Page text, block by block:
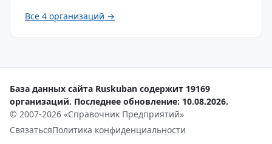
Все 4 организаций →
База данных сайта Ruskuban содержит 19169
организаций. Последнее обновление: 10.08.2026.
© 2007-2026 «Справочник Предприятий»
СвязатьсяПолитика конфиденциальности